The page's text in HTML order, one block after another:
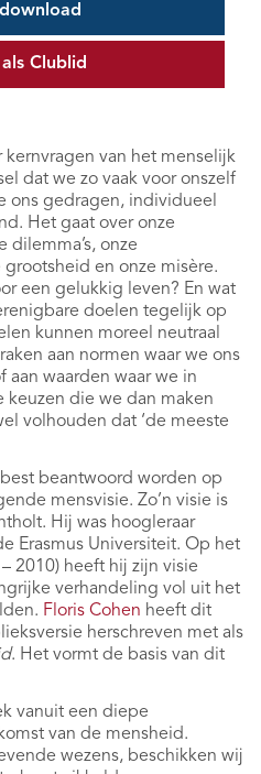
Clublid
van het menselijk
dat we zo vaak voor onszelf
ons gedragen, individueel
Het gaat over onze
onze
en onze misère.
een gelukkig leven? En wat
doelen tegelijk op
kunnen moreel neutraal
aan normen waar we ons
aan waarden waar we in
keuzen die we dan maken
volhouden dat ‘de meeste
beantwoord worden op
mensvisie. Zo’n visie is
Hij was hoogleraar
Erasmus Universiteit. Op het
2010) heeft hij zijn visie
verhandeling vol uit het
Floris Cohen heeft dit
herschreven met als
. Het vormt de basis van dit
vanuit een diepe
van de mensheid.
wezens, beschikken wij